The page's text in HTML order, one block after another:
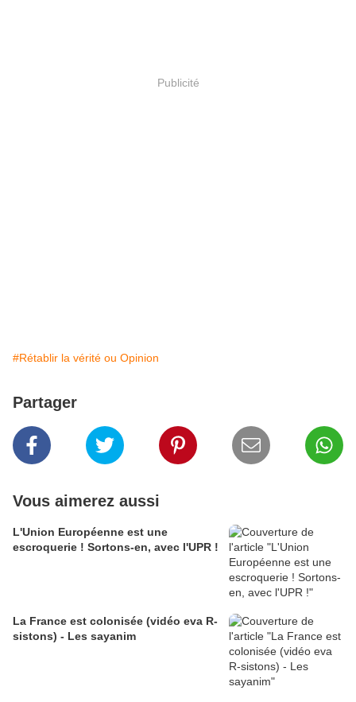
Publicité
#Rétablir la vérité ou Opinion
Partager
Vous aimerez aussi
L'Union Européenne est une
escroquerie ! Sortons-en, avec l'UPR !
La France est colonisée (vidéo eva R-
sistons) - Les sayanim